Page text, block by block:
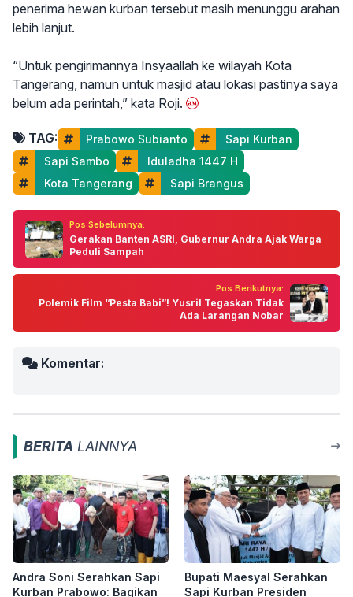
penerima hewan kurban tersebut masih menunggu arahan
lebih lanjut.
“Untuk pengirimannya Insyaallah ke wilayah Kota
Tangerang, namun untuk masjid atau lokasi pastinya saya
belum ada perintah,” kata Roji.
TAG: Prabowo Subianto
Sapi Kurban
Sapi Sambo
Iduladha 1447 H
Kota Tangerang
Sapi Brangus
Pos Sebelumnya:
Gerakan Banten ASRI, Gubernur Andra Ajak Warga
Peduli Sampah
Pos Berikutnya:
Polemik Film “Pesta Babi”! Yusril Tegaskan Tidak
Ada Larangan Nobar
Komentar:
BERITA LAINNYA
Andra Soni Serahkan Sapi
Kurban Prabowo: Bagikan
Bupati Maesyal Serahkan
Sapi Kurban Presiden